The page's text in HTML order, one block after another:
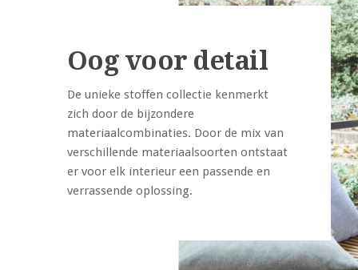
Oog voor detail
De unieke stoffen collectie kenmerkt
zich door de bijzondere
materiaalcombinaties. Door de mix van
verschillende materiaalsoorten ontstaat
er voor elk interieur een passende en
verrassende oplossing.